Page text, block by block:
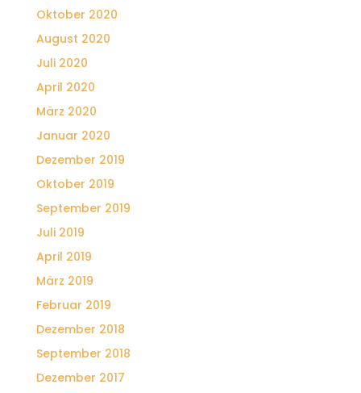
Oktober 2020
August 2020
Juli 2020
April 2020
März 2020
Januar 2020
Dezember 2019
Oktober 2019
September 2019
Juli 2019
April 2019
März 2019
Februar 2019
Dezember 2018
September 2018
Dezember 2017